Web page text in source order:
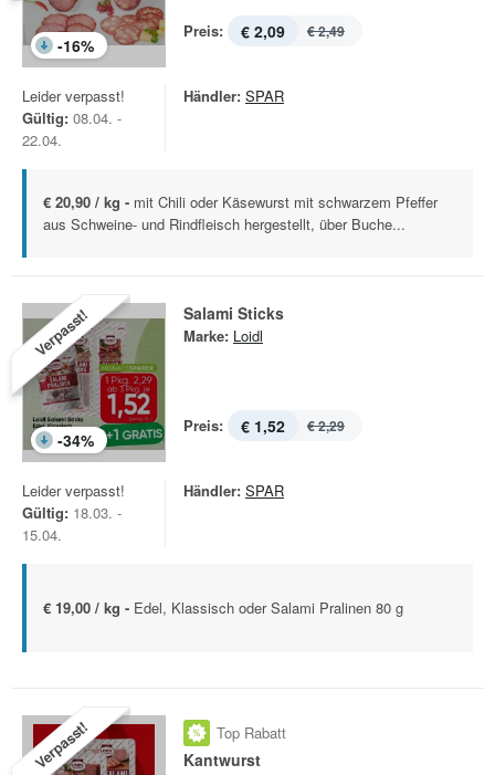
-16%
Preis: € 2,09 € 2,49
Leider verpasst!
Gültig: 08.04. -
22.04.
Händler: SPAR
€ 20,90 / kg - mit Chili oder Käsewurst mit schwarzem Pfeffer
aus Schweine- und Rindfleisch hergestellt, über Buche...
Verpasst!
-34%
Salami Sticks
Marke: Loidl
Preis: € 1,52 € 2,29
Leider verpasst!
Gültig: 18.03. -
15.04.
Händler: SPAR
€ 19,00 / kg - Edel, Klassisch oder Salami Pralinen 80 g
Verpasst! Top Rabatt
Kantwurst